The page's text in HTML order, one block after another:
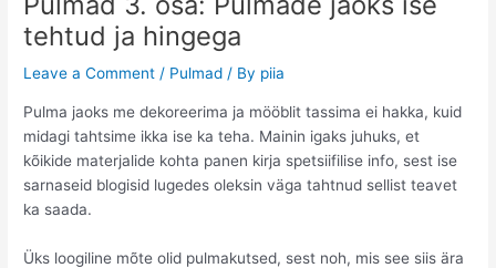
tehtud ja hingega
Leave a Comment / Pulmad / By piia
Pulma jaoks me dekoreerima ja mööblit tassima ei hakka, kuid
midagi tahtsime ikka ise ka teha. Mainin igaks juhuks, et
kõikide materjalide kohta panen kirja spetsiifilise info, sest ise
sarnaseid blogisid lugedes oleksin väga tahtnud sellist teavet
ka saada.
Üks loogiline mõte olid pulmakutsed, sest noh, mis see siis ära